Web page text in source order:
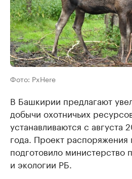
Фото: PxHere
В Башкирии предлагают
добычи охотничьих
устанавливаются с августа
года. Проект распоряжения
подготовило министерство
и экологии РБ.